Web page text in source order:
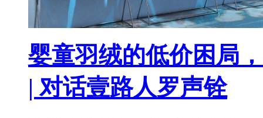
婴童羽绒的低价困局
| 对话壹路人罗声铨